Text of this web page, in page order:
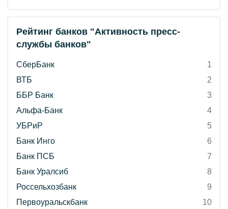
Рейтинг банков "Активность пресс-
службы банков"
СберБанк
1
ВТБ
2
ББР Банк
3
Альфа-Банк
4
УБРиР
5
Банк Инго
6
Банк ПСБ
7
Банк Уралсиб
8
Россельхозбанк
9
Первоуральскбанк
10